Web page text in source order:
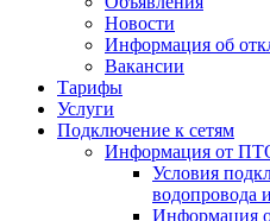
Новости
Информация об
Вакансии
Тарифы
Услуги
Подключение к сетям
Информация от
Условия
водопровода
Информация